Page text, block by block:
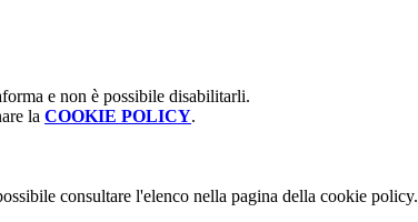
e non è possibile disabilitarli.
la COOKIE POLICY.
consultare l'elenco nella pagina della cookie policy.